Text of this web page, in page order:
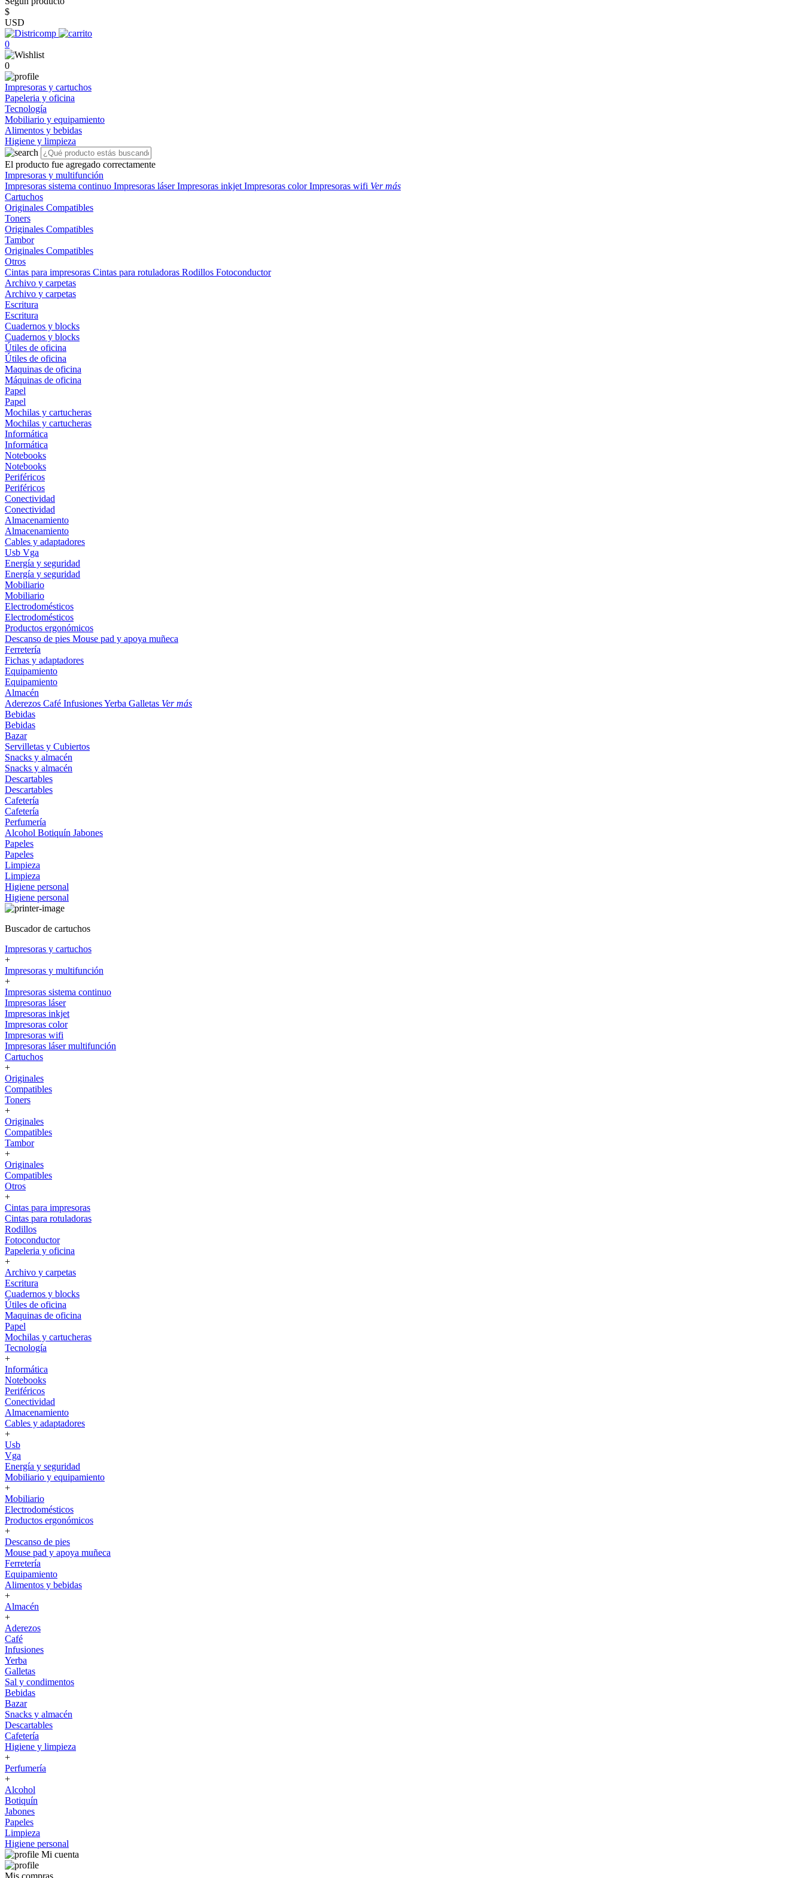
$
USD
0
0
Impresoras y cartuchos
Papeleria y oficina
Tecnología
Mobiliario y equipamiento
Alimentos y bebidas
Higiene y limpieza
El producto fue agregado correctamente
Impresoras y multifunción
Impresoras sistema continuo Impresoras láserImpresoras inkjet Impresoras colorImpresoras wifi Ver más
Cartuchos
Originales Compatibles
Toners
Originales Compatibles
Tambor
Originales Compatibles
Otros
Cintas para impresoras Cintas para rotuladoras Rodillos Fotoconductor
Archivo y carpetas
Archivo y carpetas
Escritura
Escritura
Cuadernos y blocks
Cuadernos y blocks
Útiles de oficina
Útiles de oficina
Maquinas de oficina
Máquinas de oficina
Papel
Papel
Mochilas y cartucheras
Mochilas y cartucheras
Informática
Informática
Notebooks
Notebooks
Periféricos
Periféricos
Conectividad
Conectividad
Almacenamiento
Almacenamiento
Cables y adaptadores
Usb Vga
Energía y seguridad
Energía y seguridad
Mobiliario
Mobiliario
Electrodomésticos
Electrodomésticos
Productos ergonómicos
Descanso de pies Mouse pad y apoya muñeca
Ferretería
Fichas y adaptadores
Equipamiento
Equipamiento
Almacén
Aderezos Café InfusionesYerba Galletas Ver más
Bebidas
Bebidas
Bazar
Servilletas y Cubiertos
Snacks y almacén
Snacks y almacén
Descartables
Descartables
Cafetería
Cafetería
Perfumería
Alcohol Botiquín Jabones
Papeles
Papeles
Limpieza
Limpieza
Higiene personal
Higiene personal
Buscador de cartuchos
Impresoras y cartuchos
+
Impresoras y multifunción
+
Impresoras sistema continuo
Impresoras láser
Impresoras inkjet
Impresoras color
Impresoras wifi
Impresoras láser multifunción
Cartuchos
+
Originales
Compatibles
Toners
+
Originales
Compatibles
Tambor
+
Originales
Compatibles
Otros
+
Cintas para impresoras
Cintas para rotuladoras
Rodillos
Fotoconductor
Papeleria y oficina
+
Archivo y carpetas
Escritura
Cuadernos y blocks
Útiles de oficina
Maquinas de oficina
Papel
Mochilas y cartucheras
Tecnología
+
Informática
Notebooks
Periféricos
Conectividad
Almacenamiento
Cables y adaptadores
+
Usb
Vga
Energía y seguridad
Mobiliario y equipamiento
+
Mobiliario
Electrodomésticos
Productos ergonómicos
+
Descanso de pies
Mouse pad y apoya muñeca
Ferretería
Equipamiento
Alimentos y bebidas
+
Almacén
+
Aderezos
Café
Infusiones
Yerba
Galletas
Sal y condimentos
Bebidas
Bazar
Snacks y almacén
Descartables
Cafetería
Higiene y limpieza
+
Perfumería
+
Alcohol
Botiquín
Jabones
Papeles
Limpieza
Higiene personal
Mi cuenta
Mis compras